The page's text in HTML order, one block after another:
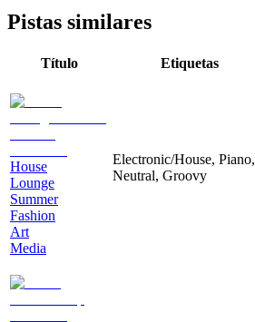
Pistas similares
Título Etiquetas
House
Lounge
Summer
Fashion
Art
Media
Electronic/House, Piano,
Neutral, Groovy